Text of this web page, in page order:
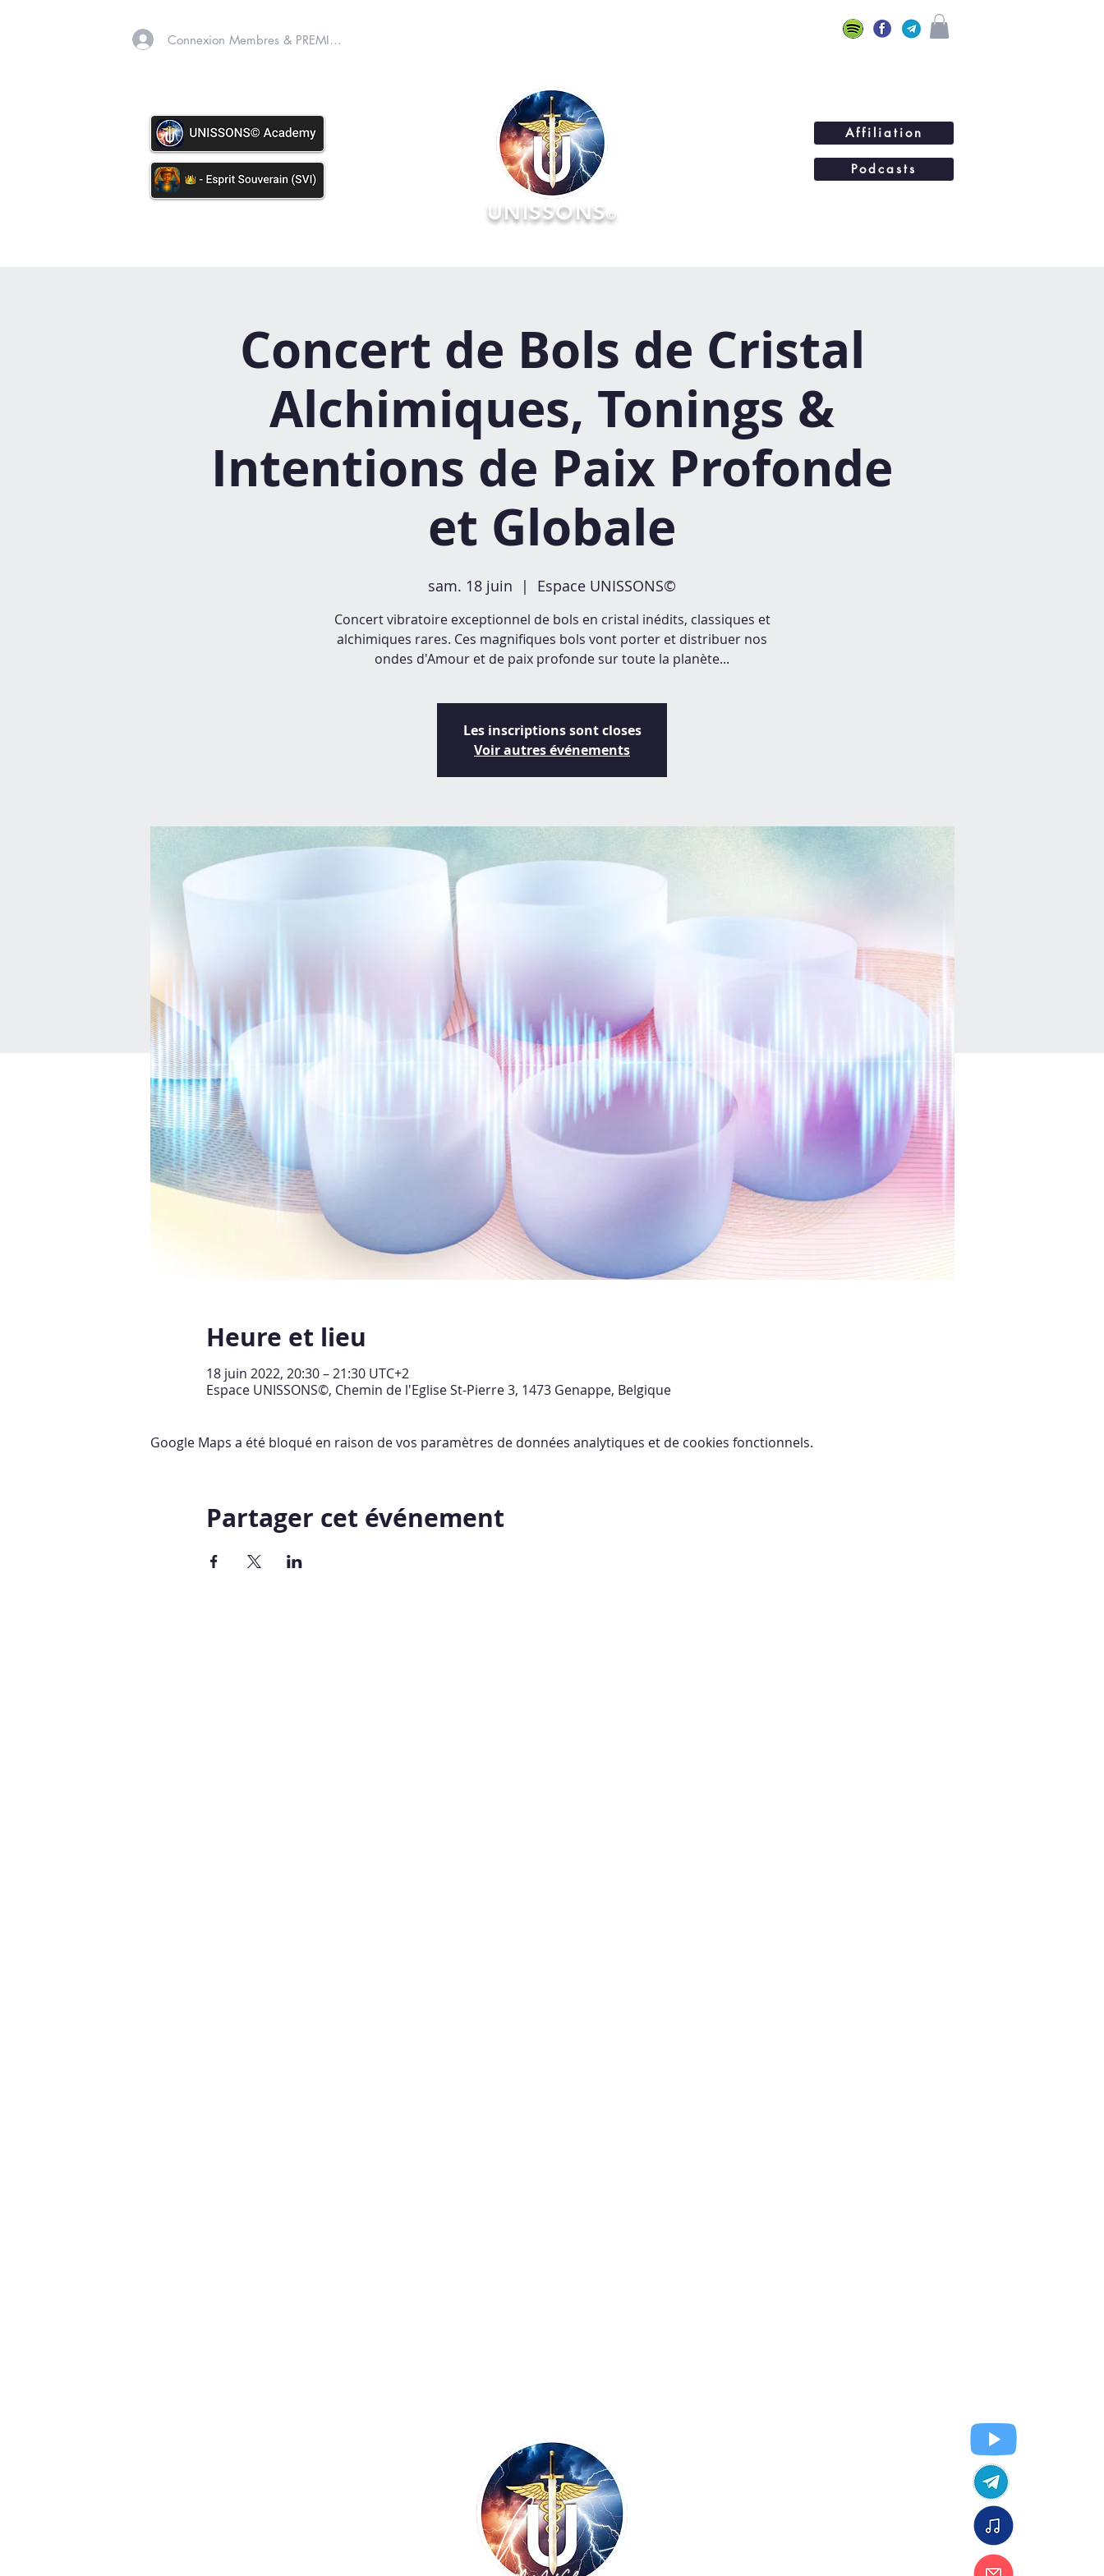
Connexion Membres & PREMIUM
Affiliation
Podcasts
UNISSONS©
Concert de Bols de Cristal
Alchimiques, Tonings &
Intentions de Paix Profonde
et Globale
sam. 18 juin
  |
Espace UNISSONS©
Concert vibratoire exceptionnel de bols en cristal inédits, classiques et
alchimiques rares. Ces magnifiques bols vont porter et distribuer nos
ondes d'Amour et de paix profonde sur toute la planète...
Les inscriptions sont closes
Voir autres événements
Heure et lieu
18 juin 2022, 20:30 – 21:30 UTC+2
Espace UNISSONS©, Chemin de l'Eglise St-Pierre 3, 1473 Genappe, Belgique
Google Maps a été bloqué en raison de vos paramètres de données analytiques et de cookies fonctionnels.
Partager cet événement